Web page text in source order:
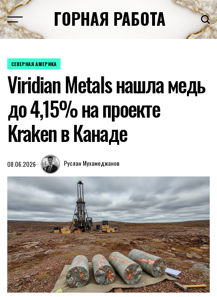
Перейти
к
содержимому
ГОРНАЯ РАБОТА
ОПУБЛИКОВАНО
СЕВЕРНАЯ АМЕРИКА
Viridian Metals нашла медь
до 4,15% на проекте
Kraken в Канаде
08.06.2026 Руслан Мухамеджанов